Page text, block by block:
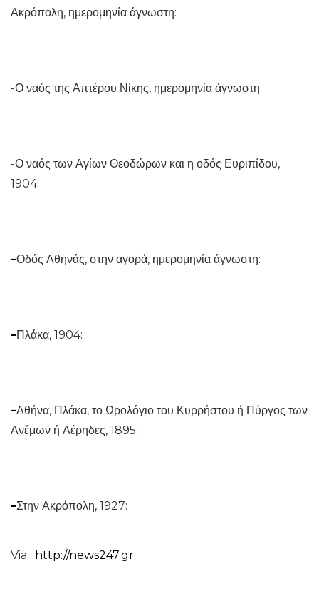
Ακρόπολη, ημερομηνία άγνωστη:
-Ο ναός της Απτέρου Νίκης, ημερομηνία άγνωστη:
-Ο ναός των Αγίων Θεοδώρων και η οδός Ευριπίδου,
1904:
–Οδός Αθηνάς, στην αγορά, ημερομηνία άγνωστη:
–Πλάκα, 1904:
–Αθήνα, Πλάκα, το Ωρολόγιο του Κυρρήστου ή Πύργος των
Ανέμων ή Αέρηδες, 1895:
–Στην Ακρόπολη, 1927:
Via : http://news247.gr